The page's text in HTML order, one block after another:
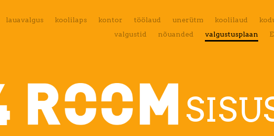
lauavalgus koolilaps kontor töölaud unerütm koolilaud
valgustid
nõuanded valgustusplaan